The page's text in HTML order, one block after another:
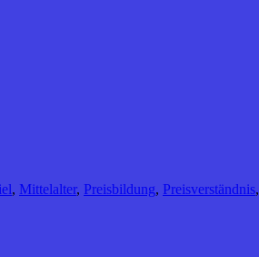
, Mittelalter, Preisbildung, Preisverständnis,